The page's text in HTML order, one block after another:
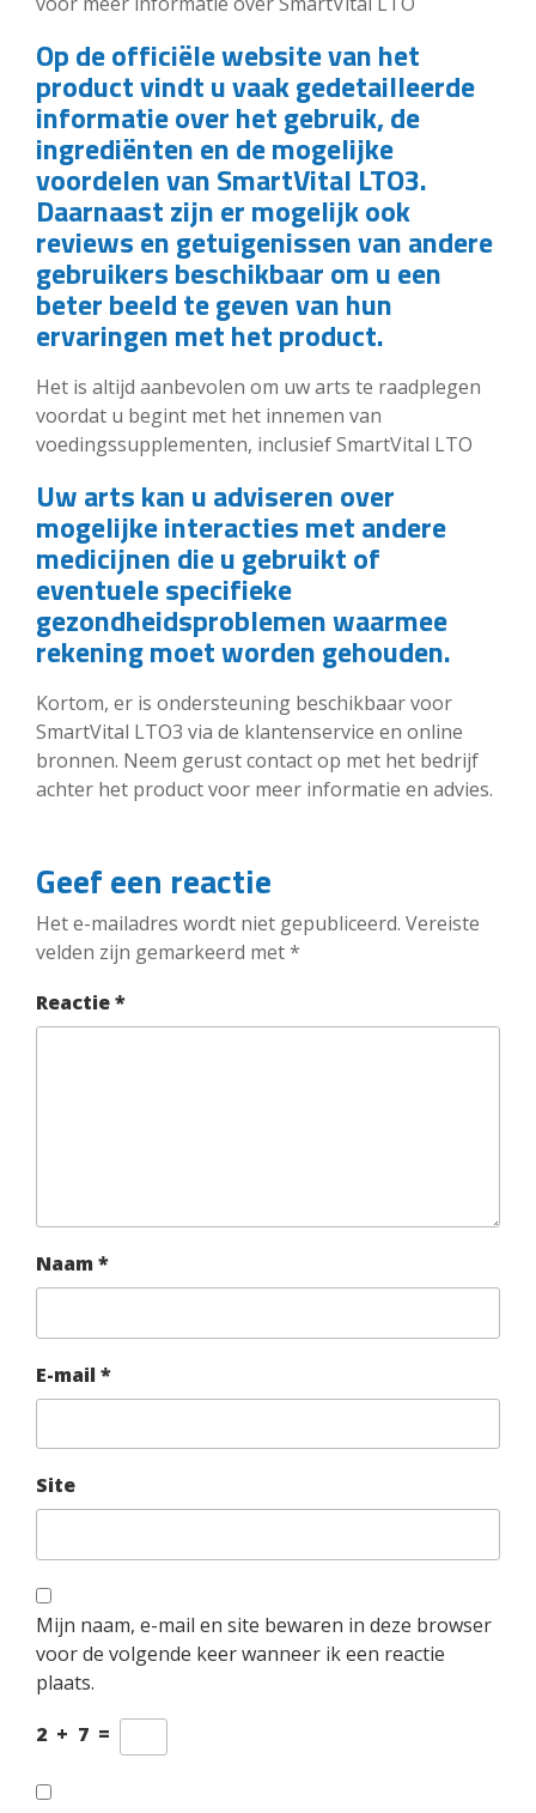
Op de officiële website van het
product vindt u vaak gedetailleerde
informatie over het gebruik, de
ingrediënten en de mogelijke
voordelen van SmartVital LTO3.
Daarnaast zijn er mogelijk ook
reviews en getuigenissen van andere
gebruikers beschikbaar om u een
beter beeld te geven van hun
ervaringen met het product.
Het is altijd aanbevolen om uw arts te raadplegen
voordat u begint met het innemen van
voedingssupplementen, inclusief SmartVital LTO
Uw arts kan u adviseren over
mogelijke interacties met andere
medicijnen die u gebruikt of
eventuele specifieke
gezondheidsproblemen waarmee
rekening moet worden gehouden.
Kortom, er is ondersteuning beschikbaar voor
SmartVital LTO3 via de klantenservice en online
bronnen. Neem gerust contact op met het bedrijf
achter het product voor meer informatie en advies.
Geef een reactie
Het e-mailadres wordt niet gepubliceerd. Vereiste
velden zijn gemarkeerd met*
Reactie*
Naam *
E-mail *
Site
Mijn naam, e-mail en site bewaren in deze browser
voor de volgende keer wanneer ik een reactie
plaats.
2 + 7 =